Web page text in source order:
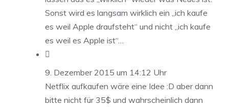
Sonst wird es langsam wirklich ein „ich kaufe
es weil Apple draufsteht“ und nicht „ich kaufe
es weil es Apple ist“…

9. Dezember 2015 um 14:12 Uhr
Netflix aufkaufen wäre eine Idee :D aber dann
bitte nicht für 35$ und wahrscheinlich dann